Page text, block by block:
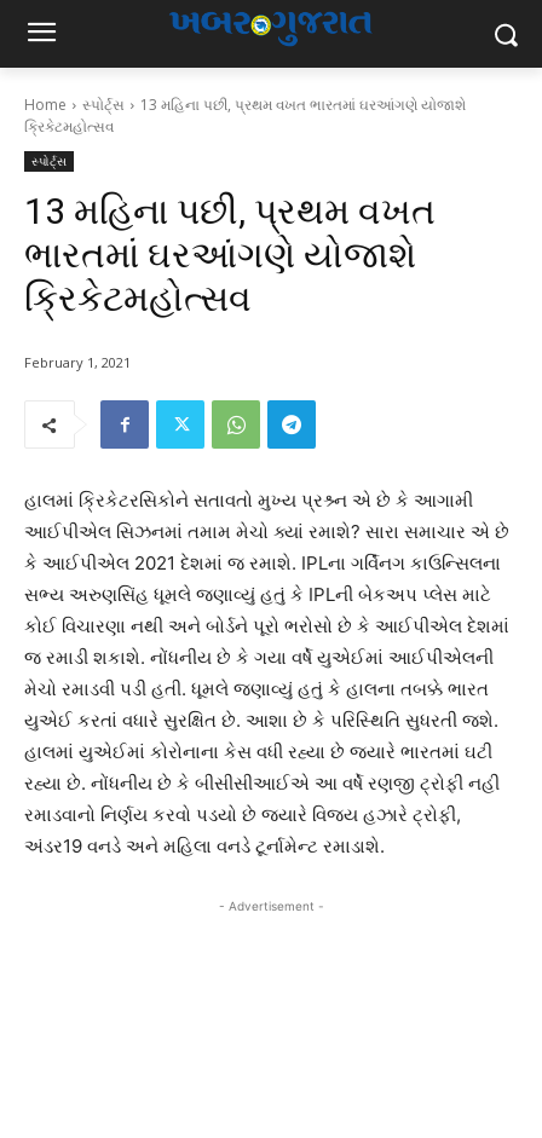
Home સ્પોર્ટ્સ
13 મહિના પછી, પ્રથમ વખત ભારતમાં ઘરઆંગણે યોજાશે
ક્રિકેટમહોત્સવ
સ્પોર્ટ્સ
13 મહિના પછી, પ્રથમ વખત
ભારતમાં ઘરઆંગણે યોજાશે
ક્રિકેટમહોત્સવ
February 1, 2021
હાલમાં ક્રિકેટરસિકોને સતાવતો મુખ્ય પ્રશ્ર્ન એ છે કે આગામી
આઈપીએલ સિઝનમાં તમામ મેચો ક્યાં રમાશે? સારા સમાચાર એ છે
કે આઈપીએલ 2021 દેશમાં જ રમાશે. IPLના ગર્વિંનગ કાઉન્સિલના
સભ્ય અરુણસિંહ ધૂમલે જણાવ્યું હતું કે IPLની બેકઅપ પ્લેસ માટે
કોઈ વિચારણા નથી અને બોર્ડને પૂરો ભરોસો છે કે આઈપીએલ દેશમાં
જ રમાડી શકાશે. નોંધનીય છે કે ગયા વર્ષે યુએઈમાં આઈપીએલની
મેચો રમાડવી પડી હતી. ધૂમલે જણાવ્યું હતું કે હાલના તબક્કે ભારત
યુએઈ કરતાં વધારે સુરક્ષિત છે. આશા છે કે પરિસ્થિતિ સુધરતી જશે.
હાલમાં યુએઈમાં કોરોનાના કેસ વધી રહ્યા છે જ્યારે ભારતમાં ઘટી
રહ્યા છે. નોંધનીય છે કે બીસીસીઆઈએ આ વર્ષે રણજી ટ્રોફી નહી
રમાડવાનો નિર્ણય કરવો પડયો છે જ્યારે વિજય હઝારે ટ્રોફી,
અંડર19 વનડે અને મહિલા વનડે ટૂર્નામેન્ટ રમાડાશે.
- Advertisement -